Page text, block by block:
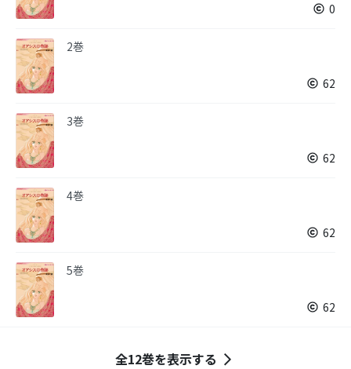
0
2巻
62
3巻
62
4巻
62
5巻
62
全12巻を表示する